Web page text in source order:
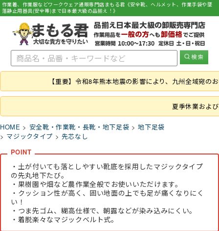
作業着、作業服などワークウェア通販専門店まもる君《安全靴、ヘルメット、作業手袋や墜
落静止用器具(安全帯)まで日本最大級の品揃え！》
【重要】令和8年熊本地震の影響により、九州全域宛
夏季休業およ
HOME 安全靴・作業靴・長靴・地下足袋
地下足袋
マジックタイプ
先芯なし
・土が付いても落としやすい靴底を採用したマジックタイプ
の先丸地下たび。
・果樹園や畑など農作業全般でお使いいただけます。
・クッション性が高く、固い地面の上でも足が痛くなりにく
い！
・つま先ゴム、糊高仕様で、朝露などが染み込みにくい。
・着脱楽々なマジックベルト式。